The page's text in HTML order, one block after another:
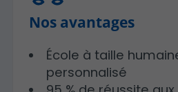
Nos avantages
École à taille
personnalisé